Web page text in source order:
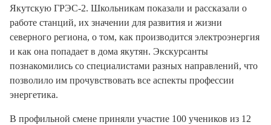
Якутскую ГРЭС-2. Школьникам показали и рассказали о
работе станций, их значении для развития и жизни
северного региона, о том, как производится электроэнергия
и как она попадает в дома якутян. Экскурсанты
познакомились со специалистами разных направлений, что
позволило им прочувствовать все аспекты профессии
энергетика.
В профильной смене приняли участие 100 учеников из 12